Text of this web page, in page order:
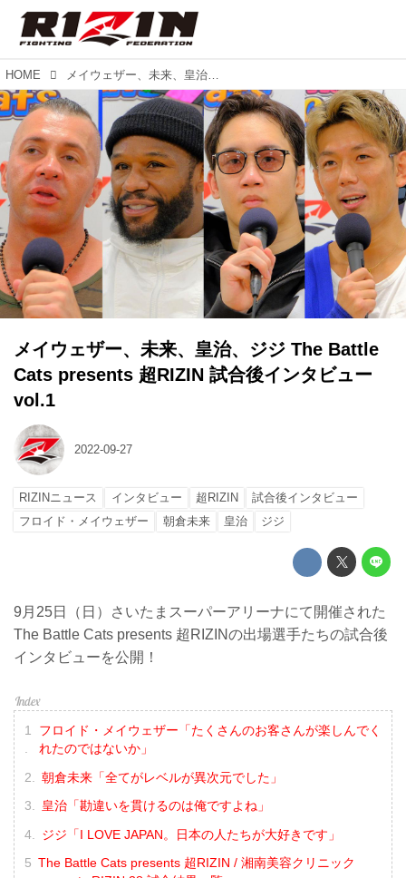
HOME メイウェザー、未来、皇治、ジジ The Battle Cats presents 超RIZIN 試合後インタビュー vol.1
メイウェザー、未来、皇治、ジジ The Battle
Cats presents 超RIZIN 試合後インタビュー
vol.1
2022-09-27
RIZINニュース インタビュー 超RIZIN
試合後インタビュー
フロイド・メイウェザー
朝倉未来 皇治 ジジ
9月25日（日）さいたまスーパーアリーナにて開催された
The Battle Cats presents 超RIZINの出場選手たちの試合後
インタビューを公開！
フロイド・メイウェザー「たくさんのお客さんが楽しんでく
れたのではないか」
朝倉未来「全てがレベルが異次元でした」
皇治「勘違いを貫けるのは俺ですよね」
ジジ「I LOVE JAPAN。日本の人たちが大好きです」
The Battle Cats presents 超RIZIN / 湘南美容クリニック